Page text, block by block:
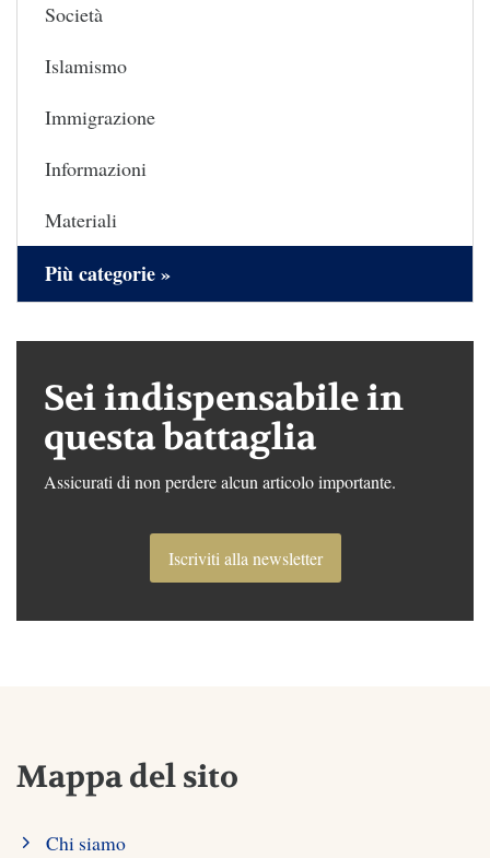
Società
Islamismo
Immigrazione
Informazioni
Materiali
Più categorie »
Sei indispensabile in
questa battaglia
Assicurati di non perdere alcun articolo importante.
Iscriviti alla newsletter
Mappa del sito
Chi siamo